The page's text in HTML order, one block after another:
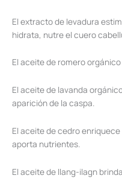
El extracto de levadura
hidrata, nutre el cuero
El aceite de romero
El aceite de lavanda
aparición de la caspa.
El aceite de cedro
aporta nutrientes.
El aceite de llang-ilagn